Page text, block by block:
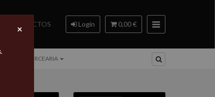
CONTACTOS Login 0,00 €
MERCEARIA
×